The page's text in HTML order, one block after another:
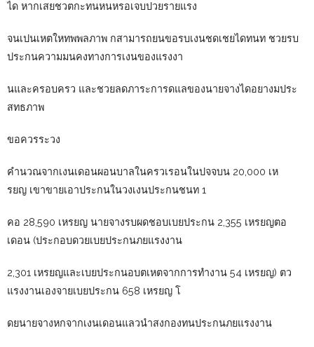
ได หากเสยชวตกะทนหนหรอเจบปวยรายแรง
จนเปนเหตใหทพพลภาพ กสามารถยนขอรบเงนชดเชยไดทนท ชวยรบ
ประกนความมนคงทางการเงนของแรงงา
นและครอบครว และชวยลดภาระการดแลของนายจางไดอยางมประ
สทธภาพ
ขอควรระวง
คำนวณจากเงนเดอนผอนบาลในครวเรอนในปจจบน 20,000 เห
รยญ เขาขายเอาประกนในวงเงนประกนชนท 1
คอ 28,590 เหรยญ นายจางรบผดชอบเบยประกน 2,355 เหรยญตอ
เดอน (ประกอบดวยเบยประกนภยแรงงาน
2,301 เหรยญและเบยประกนอบตเหตจากการทำงาน 54 เหรยญ) ตว
แรงงานเองจายเบยประกน 658 เหรยญ โ
ดยนายจางหกจากเงนเดอนแลวนำสงกองทนประกนภยแรงงาน